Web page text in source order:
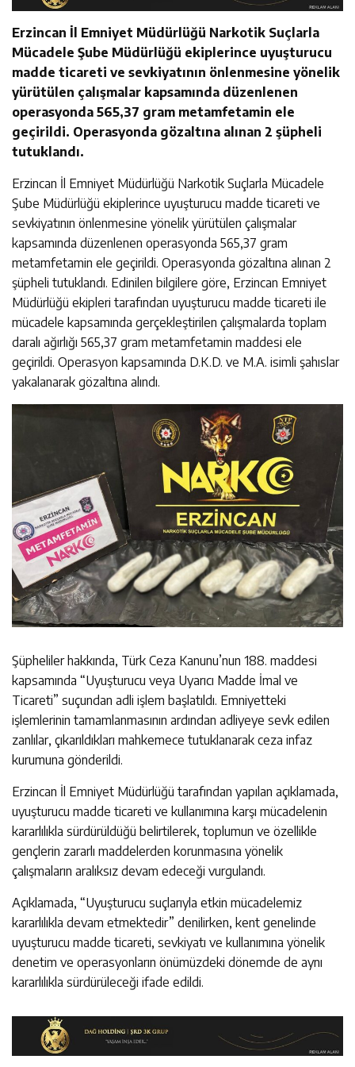
Erzincan İl Emniyet Müdürlüğü Narkotik Suçlarla
Mücadele Şube Müdürlüğü ekiplerince uyuşturucu
madde ticareti ve sevkiyatının önlenmesine yönelik
yürütülen çalışmalar kapsamında düzenlenen
operasyonda 565,37 gram metamfetamin ele
geçirildi. Operasyonda gözaltına alınan 2 şüpheli
tutuklandı.
Erzincan İl Emniyet Müdürlüğü Narkotik Suçlarla Mücadele
Şube Müdürlüğü ekiplerince uyuşturucu madde ticareti ve
sevkiyatının önlenmesine yönelik yürütülen çalışmalar
kapsamında düzenlenen operasyonda 565,37 gram
metamfetamin ele geçirildi. Operasyonda gözaltına alınan 2
şüpheli tutuklandı. Edinilen bilgilere göre, Erzincan Emniyet
Müdürlüğü ekipleri tarafından uyuşturucu madde ticareti ile
mücadele kapsamında gerçekleştirilen çalışmalarda toplam
daralı ağırlığı 565,37 gram metamfetamin maddesi ele
geçirildi. Operasyon kapsamında D.K.D. ve M.A. isimli şahıslar
yakalanarak gözaltına alındı.
Şüpheliler hakkında, Türk Ceza Kanunu’nun 188. maddesi
kapsamında “Uyuşturucu veya Uyarıcı Madde İmal ve
Ticareti” suçundan adli işlem başlatıldı. Emniyetteki
işlemlerinin tamamlanmasının ardından adliyeye sevk edilen
zanlılar, çıkarıldıkları mahkemece tutuklanarak ceza infaz
kurumuna gönderildi.
Erzincan İl Emniyet Müdürlüğü tarafından yapılan açıklamada,
uyuşturucu madde ticareti ve kullanımına karşı mücadelenin
kararlılıkla sürdürüldüğü belirtilerek, toplumun ve özellikle
gençlerin zararlı maddelerden korunmasına yönelik
çalışmaların aralıksız devam edeceği vurgulandı.
Açıklamada, “Uyuşturucu suçlarıyla etkin mücadelemiz
kararlılıkla devam etmektedir” denilirken, kent genelinde
uyuşturucu madde ticareti, sevkiyatı ve kullanımına yönelik
denetim ve operasyonların önümüzdeki dönemde de aynı
kararlılıkla sürdürüleceği ifade edildi.